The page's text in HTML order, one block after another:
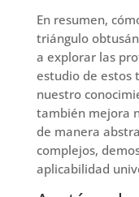
En resumen,
triángulo
a explorar las
estudio de estos
nuestro
también mejora
de manera
complejos,
aplicabilidad